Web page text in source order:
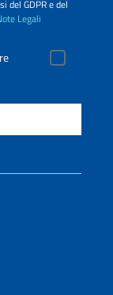
del GDPR e del
Legali